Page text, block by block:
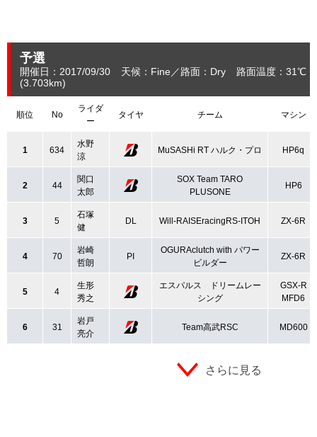
予選
開催日：2017/09/30 天候：Fine 路面：Dry
路面温度：31℃
(3.703km)
順位 No
ライダ
ー
タイヤ チーム マシン
1 634
水野
涼
MuSASHi RT ハルク・プロ HP6q
2 44
関口
太郎
SOX Team TARO
PLUSONE
HP6
3 5
石塚
健
DL Will-RAISEracingRS-ITOH ZX-6R
4 70
岩崎
哲朗
PI
OGURAclutch with パワー
ビルダー
ZX-6R
5 4
生形
秀之
エスパルス ドリームレー
シング
GSX-R
MFD6
6 31
岩戸
亮介
Team高武RSC MD600
さらに見る